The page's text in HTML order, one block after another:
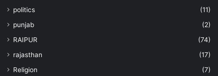
politics
(11)
punjab
(2)
RAIPUR
(74)
rajasthan
(17)
Religion
(7)